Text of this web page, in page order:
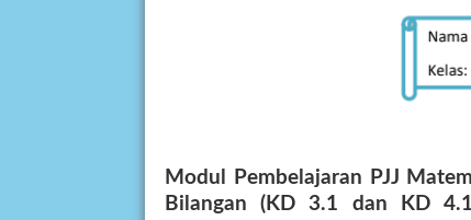
Modul Pembelajaran PJJ
Bilangan (KD 3.1 dan KD